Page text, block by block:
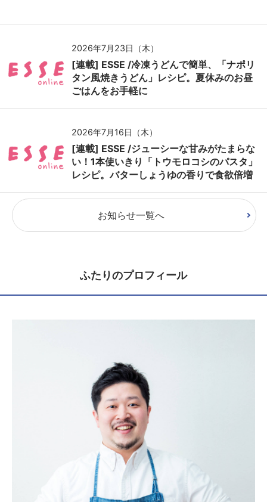
2026年7月23日（木）
[連載] ESSE /冷凍うどんで簡単、「ナポリ
タン風焼きうどん」レシピ。夏休みのお昼
ごはんをお手軽に
2026年7月16日（木）
[連載] ESSE /ジューシーな甘みがたまらな
い！1本使いきり「トウモロコシのパスタ」
レシピ。バターしょうゆの香りで食欲倍増
お知らせ一覧へ
ふたりのプロフィール